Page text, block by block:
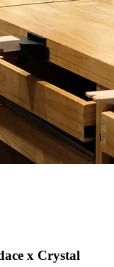
x Crystal